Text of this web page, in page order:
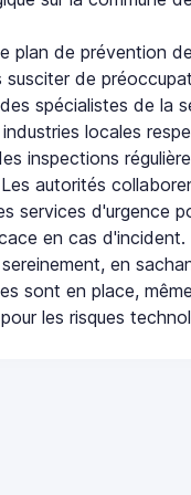
plan de prévention
de
spécialistes de la
locales
inspections
autorités
services d'urgence
en cas d'incident.
en
sont en place,
les risques